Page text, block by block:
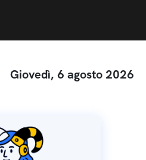
Giovedì, 6 agosto 2026